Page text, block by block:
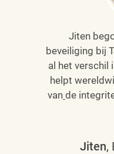
Jiten
beveiliging bij
al het verschil
helpt
van de
Jiten,